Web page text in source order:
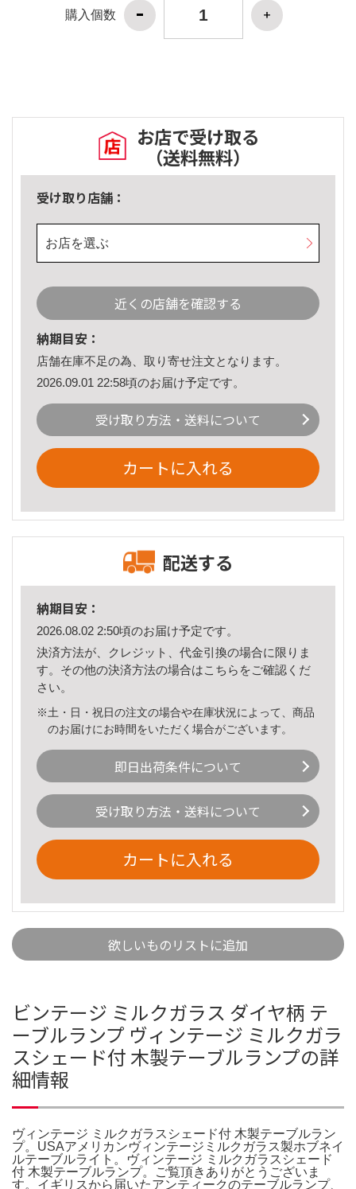
購入個数
お店で受け取る
（送料無料）
受け取り店舗：
お店を選ぶ
近くの店舗を確認する
納期目安：
店舗在庫不足の為、取り寄せ注文となります。
2026.09.01 22:58頃のお届け予定です。
受け取り方法・送料について
カートに入れる
配送する
納期目安：
2026.08.02 2:50頃のお届け予定です。
決済方法が、クレジット、代金引換の場合に限りま
す。その他の決済方法の場合はこちら をご確認くだ
さい。
※土・日・祝日の注文の場合や在庫状況によって、商品
のお届けにお時間をいただく場合がございます。
即日出荷条件について
受け取り方法・送料について
カートに入れる
欲しいものリストに追加
ビンテージ ミルクガラス ダイヤ柄 テ
ーブルランプ ヴィンテージ ミルクガラ
スシェード付 木製テーブルランプの詳
細情報
ヴィンテージ ミルクガラスシェード付 木製テーブルラン
プ。USAアメリカンヴィンテージミルクガラス製ホブネイ
ルテーブルライト。ヴィンテージ ミルクガラスシェード
付 木製テーブルランプ。ご覧頂きありがとうございま
す。イギリスから届いたアンティークのテーブルランプ、